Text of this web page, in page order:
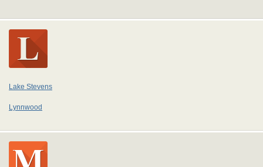
Lake Stevens
Lynnwood